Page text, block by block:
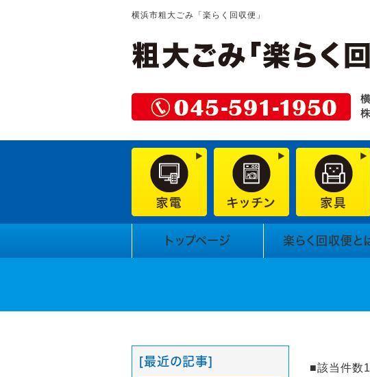
横浜市粗大ごみ「楽らく回収便」
トップページ 楽らく回収便と
■該当件数
[最近の記事]